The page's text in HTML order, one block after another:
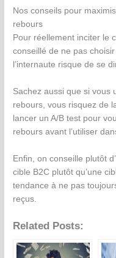
Nos conseils pour
rebours
Pour réellement inciter le
conseillé de ne pas
l’internaute risque de se
Sachez aussi que si vous
rebours, vous risquez de
lancer un A/B test pour
rebours avant l’utiliser
Enfin, on conseille plutôt
cible B2C plutôt qu’une
tendance à ne pas
reçus.
Related Posts: